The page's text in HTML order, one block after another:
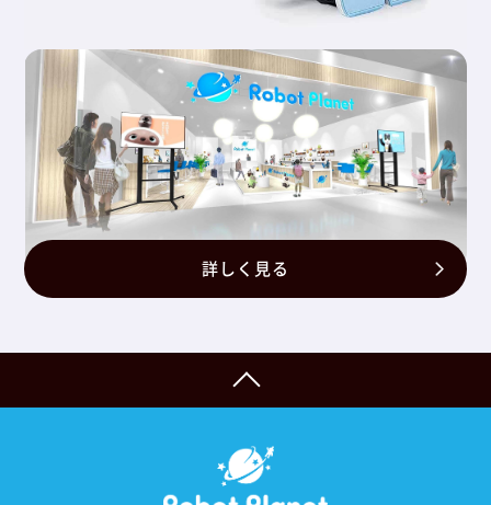
詳しく見る